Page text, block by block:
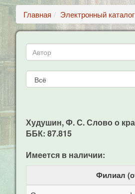
Главная Электронный каталог
Худушин, Ф. С. Слово о
ББК: 87.815
Имеется в наличии:
Филиал